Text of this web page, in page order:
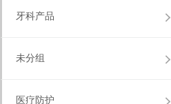
牙科产品
未分组
医疗防护